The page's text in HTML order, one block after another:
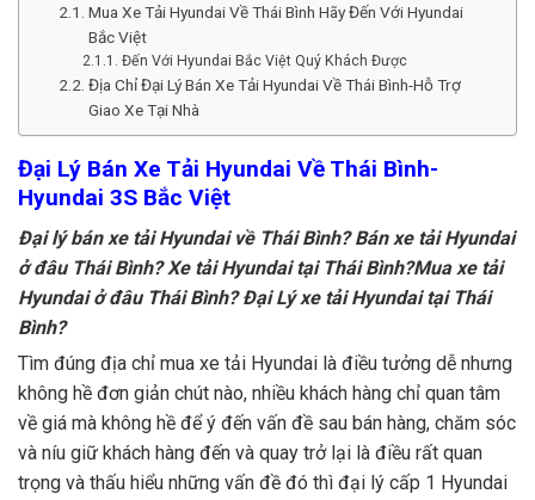
Mua Xe Tải Hyundai Về Thái Bình Hãy Đến Với Hyundai
Bắc Việt
Đến Với Hyundai Bắc Việt Quý Khách Được
Địa Chỉ Đại Lý Bán Xe Tải Hyundai Về Thái Bình-Hỗ Trợ
Giao Xe Tại Nhà
Đại Lý Bán Xe Tải Hyundai Về Thái Bình-
Hyundai 3S Bắc Việt
Đại lý bán xe tải Hyundai về Thái Bình? Bán xe tải Hyundai
ở đâu Thái Bình? Xe tải Hyundai tại Thái Bình?Mua xe tải
Hyundai ở đâu Thái Bình? Đại Lý xe tải Hyundai tại Thái
Bình?
Tìm đúng địa chỉ mua xe tải Hyundai là điều tưởng dễ nhưng
không hề đơn giản chút nào, nhiều khách hàng chỉ quan tâm
về giá mà không hề để ý đến vấn đề sau bán hàng, chăm sóc
và níu giữ khách hàng đến và quay trở lại là điều rất quan
trọng và thấu hiểu những vấn đề đó thì đại lý cấp 1 Hyundai